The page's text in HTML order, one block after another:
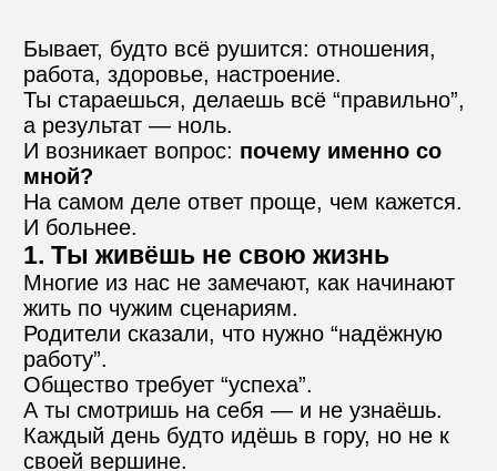
телефон для связи
+74999610149
info@angel-help.ru
Бывает, будто всё рушится: отношения,
работа, здоровье, настроение.
Ты стараешься, делаешь всё “правильно”,
а результат — ноль.
И возникает вопрос: почему именно со
мной?
На самом деле ответ проще, чем кажется.
И больнее.
1. Ты живёшь не свою жизнь
Многие из нас не замечают, как начинают
жить по чужим сценариям.
Родители сказали, что нужно “надёжную
работу”.
Общество требует “успеха”.
А ты смотришь на себя — и не узнаёшь.
Каждый день будто идёшь в гору, но не к
своей вершине.